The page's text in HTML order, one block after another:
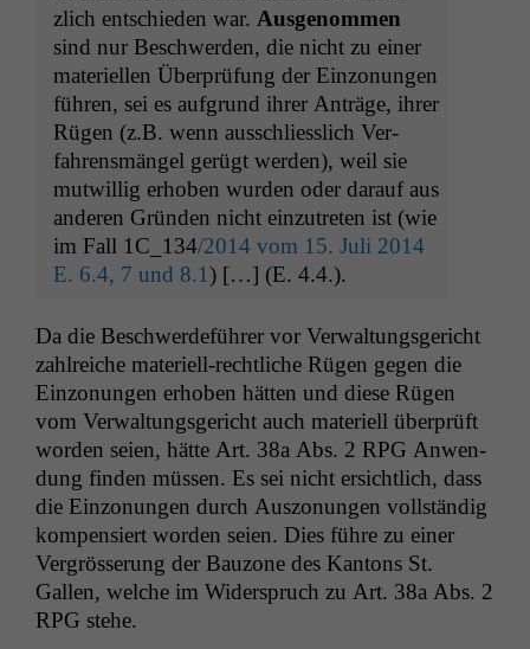
zlich entsch­ieden war. Ausgenom­men
sind nur Beschw­er­den, die nicht zu ein­er
materiellen Über­prü­fung der Ein­zo­nun­gen
führen, sei es auf­grund ihrer Anträge, ihrer
Rügen (z.B. wenn auss­chliesslich Ver­
fahrens­män­gel gerügt wer­den), weil sie
mutwillig erhoben wur­den oder darauf aus
anderen Grün­den nicht einzutreten ist (wie
im Fall 1C_134/2014 vom 15. Juli 2014
E. 6.4, 7 und 8.1) […] (E. 4.4.).
Da die Beschw­erde­führer vor Ver­wal­tungs­gericht
zahlre­iche materiell-rechtliche Rügen gegen die
Ein­zo­nun­gen erhoben hät­ten und diese Rügen
vom Ver­wal­tungs­gericht auch materiell über­prüft
wor­den seien, hätte Art. 38a Abs. 2 RPG Anwen­
dung find­en müssen. Es sei nicht ersichtlich, dass
die Ein­zo­nun­gen durch Aus­zo­nun­gen voll­ständig
kom­pen­siert wor­den seien. Dies führe zu ein­er
Ver­grösserung der Bau­zone des Kan­tons St.
Gallen, welche im Wider­spruch zu Art. 38a Abs. 2
RPG stehe.